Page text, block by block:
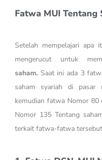
Fatwa MUI Tentang
Setelah mempelajari
mengerucut untuk
saham. Saat ini ada 3
saham syariah di
kemudian fatwa Nomor 80
Nomor 135 Tentang
terkait fatwa-fatwa